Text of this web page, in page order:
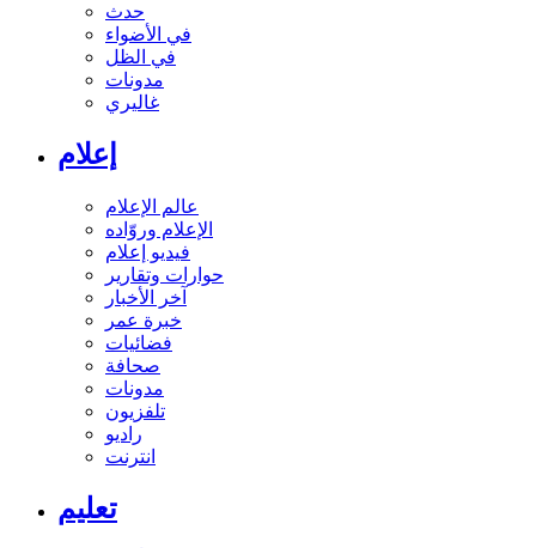
حدث
في الأضواء
في الظل
مدونات
غاليري
إعلام
عالم الإعلام
الإعلام وروّاده
فيديو إعلام
حوارات وتقارير
آخر الأخبار
خبرة عمر
فضائيات
صحافة
مدونات
تلفزيون
راديو
انترنت
تعليم